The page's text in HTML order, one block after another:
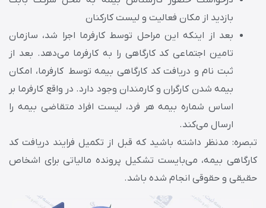
بازدید از مکان فعالیت و لیست کارکنان
بعد از اینکه این مراحل توسط کارفرما اجرا شد، سازمان
تامین اجتماعی کد کارگاهی را به کارفرما می‌دهد. بعد از
ثبت نام و دریافت کد کارگاهی بیمه توسط کارفرما، امکان
بیمه شدن کارگران و کارمندان وجود دارد. در واقع کارفرما بر
اساس شماره بیمه هر فرد، لیست افراد متقاضی بیمه را
ارسال می‌کند.
تبصره: مدنظر داشته باشید که قبل از تکمیل فرایند دریافت کد
کارگاهی بیمه، می‌بایست تشکیل پرونده مالیاتی برای اشخاص
حقیقی و حقوقی انجام شده باشد.